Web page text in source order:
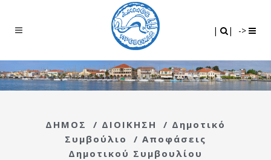
| | ->
ΔΗΜΟΣ / ΔΙΟΙΚΗΣΗ / Δημοτικό
Συμβούλιο
/ Αποφάσεις
Δημοτικού Συμβουλίου